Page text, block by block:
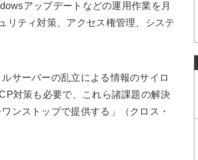
アップデートなどの運用作業を月
リティ対策、アクセス権管理、システ
サーバーの乱立による情報のサイロ
対策も必要で、これら諸課題の解決
ンストップで提供する」（クロス・